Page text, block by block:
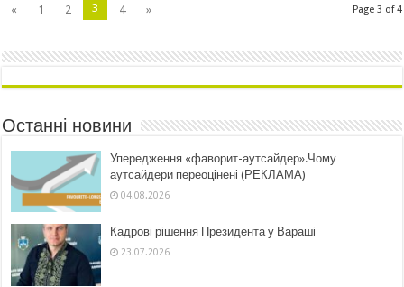
Page 3 of 4
« 1 2 3 4 »
Останні новини
Упередження «фаворит-аутсайдер».Чому
аутсайдери переоцінені (РЕКЛАМА)
04.08.2026
Кадрові рішення Президента у Вараші
23.07.2026